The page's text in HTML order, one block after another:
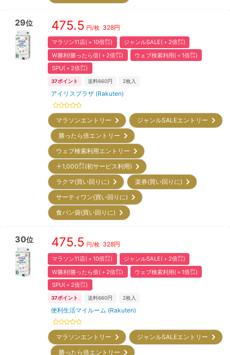
29位 475.5 円/枚 328円
マラソン11店(＋10倍㌽)
ジャンルSALE(＋2倍㌽)
W勝利!勝ったら倍(＋2倍㌽)
ウェブ検索利用(＋1倍㌽)
SPU(＋2倍㌽)
37ポイント 送料660円 2枚入
アイリスプラザ (Rakuten)
マラソンエントリー
ジャンルSALEエントリー
勝ったら倍エントリー
ウェブ検索利用エントリー
＋1,000㌽(初サービス利用)
ラクマ(買い回りに)
楽券(買い回りに)
サーティワン(買い回りに)
食パン袋(買い回りに)
30位 475.5 円/枚 328円
マラソン11店(＋10倍㌽)
ジャンルSALE(＋2倍㌽)
W勝利!勝ったら倍(＋2倍㌽)
ウェブ検索利用(＋1倍㌽)
SPU(＋2倍㌽)
37ポイント 送料660円 2枚入
便利生活マイルーム (Rakuten)
マラソンエントリー
ジャンルSALEエントリー
勝ったら倍エントリー